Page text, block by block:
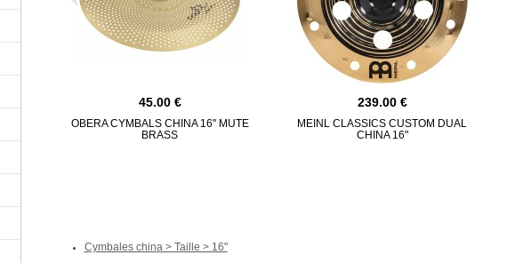
45.00
OBERA CYMBALS CHINA 16" MUTE
BRASS
239.00
MEINL CLASSICS CUSTOM DUAL
CHINA 16"
Cymbales china > Taille > 16"